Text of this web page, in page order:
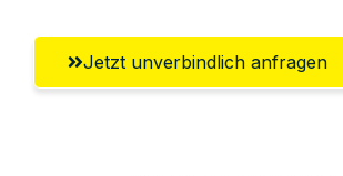
Jetzt unverbindlich anfragen